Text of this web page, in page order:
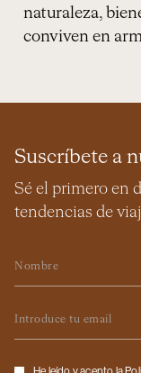
naturaleza,
conviven en
Suscríbete a
Sé el primero en
tendencias de
Checkbox